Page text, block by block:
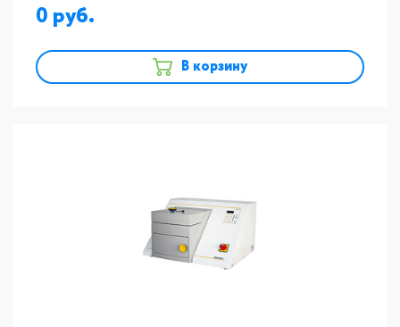
0
В корзину